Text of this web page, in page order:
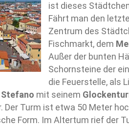
ist dieses
Fährt man den
Zentrum des
Fischmarkt, dem
Außer der bunten
Schornsteine der
die Feuerstelle, als
Stefano mit seinem
Der Turm ist etwa 50 Meter
Form. Im Altertum rief der